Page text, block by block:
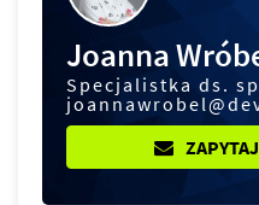
Joanna
Specjalistka ds.